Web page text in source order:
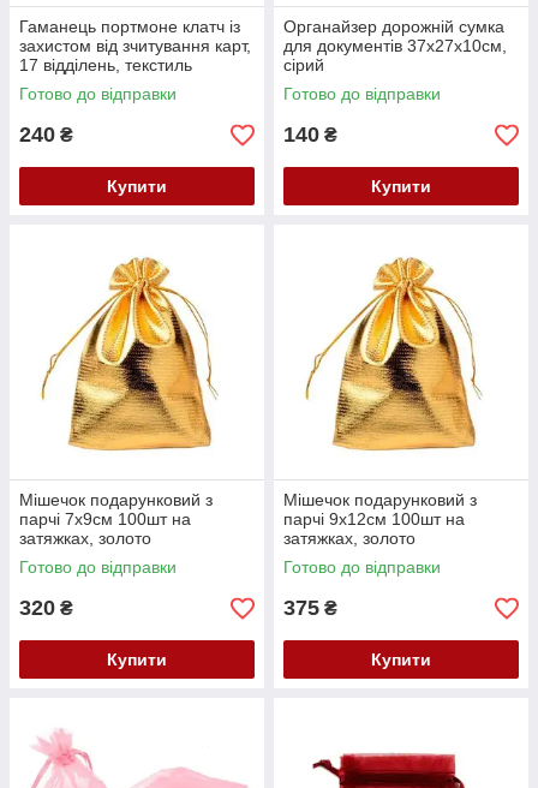
Гаманець портмоне клатч із
захистом від зчитування карт,
17 відділень, текстиль
Готово до відправки
240 ₴
Купити
Органайзер дорожній сумка
для документів 37x27x10см,
сірий
Готово до відправки
140 ₴
Купити
Мішечок подарунковий з
парчі 7x9см 100шт на
затяжках, золото
Готово до відправки
320 ₴
Купити
Мішечок подарунковий з
парчі 9x12см 100шт на
затяжках, золото
Готово до відправки
375 ₴
Купити